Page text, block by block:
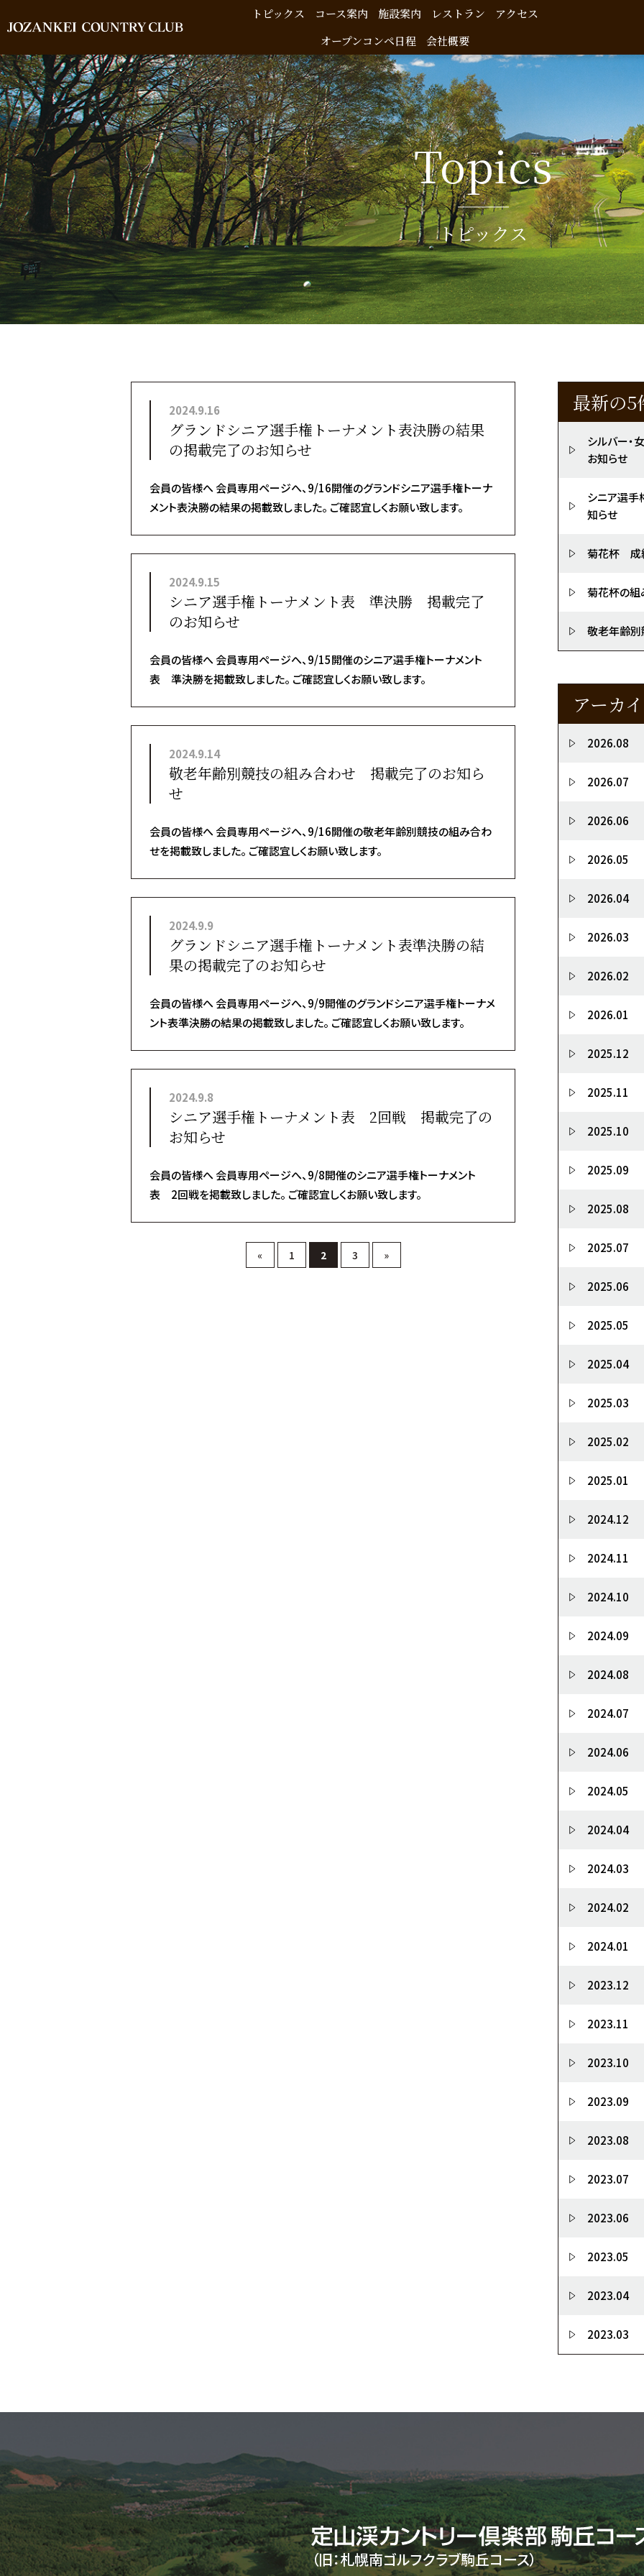
トピックス コース案内 施設案内 レストラン
アクセス
オープンコンペ日程
会社概要
Topics
トピックス
2024.9.16
グランドシニア選手権トーナメント表決勝の結果
の掲載完了のお知らせ
会員の皆様へ 会員専用ページへ、9/16開催のグランドシニア選手権トーナ
メント表決勝の結果の掲載致しました。 ご確認宜しくお願い致します。
2024.9.15
シニア選手権トーナメント表 準決勝 掲載完了
のお知らせ
会員の皆様へ 会員専用ページへ、9/15開催のシニア選手権トーナメント
表 準決勝を掲載致しました。 ご確認宜しくお願い致します。
2024.9.14
敬老年齢別競技の組み合わせ 掲載完了のお知ら
せ
会員の皆様へ 会員専用ページへ、9/16開催の敬老年齢別競技の組み合わ
せを掲載致しました。 ご確認宜しくお願い致します。
2024.9.9
グランドシニア選手権トーナメント表準決勝の結
果の掲載完了のお知らせ
会員の皆様へ 会員専用ページへ、9/9開催のグランドシニア選手権トーナメ
ント表準決勝の結果の掲載致しました。 ご確認宜しくお願い致します。
2024.9.8
シニア選手権トーナメント表 2回戦 掲載完了の
お知らせ
会員の皆様へ 会員専用ページへ、9/8開催のシニア選手権トーナメント
表 2回戦を掲載致しました。 ご確認宜しくお願い致します。
« 1 2 3 »
最新の5
シルバー
お知らせ
シニア選
知らせ
菊花杯 成
菊花杯の
敬老年齢
アーカ
2026.08
2026.07
2026.06
2026.05
2026.04
2026.03
2026.02
2026.01
2025.12
2025.11
2025.10
2025.09
2025.08
2025.07
2025.06
2025.05
2025.04
2025.03
2025.02
2025.01
2024.12
2024.11
2024.10
2024.09
2024.08
2024.07
2024.06
2024.05
2024.04
2024.03
2024.02
2024.01
2023.12
2023.11
2023.10
2023.09
2023.08
2023.07
2023.06
2023.05
2023.04
2023.03
（旧：札幌南ゴルフクラブ駒丘コース）